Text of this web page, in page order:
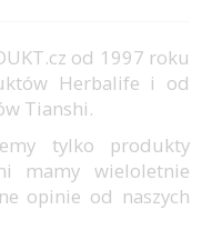
od 1997 roku
Herbalife i od
Tianshi.
tylko produkty
mamy wieloletnie
opinie od naszych